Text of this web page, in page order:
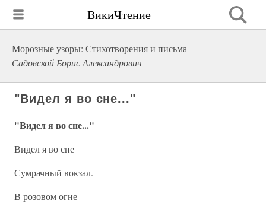
ВикиЧтение
Морозные узоры: Стихотворения и письма
Садовской Борис Александрович
"Видел я во сне..."
"Видел я во сне..."
Видел я во сне
Сумрачный вокзал.
В розовом огне